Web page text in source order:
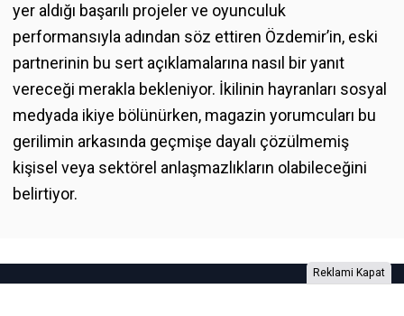
yer aldığı başarılı projeler ve oyunculuk
performansıyla adından söz ettiren Özdemir’in, eski
partnerinin bu sert açıklamalarına nasıl bir yanıt
vereceği merakla bekleniyor. İkilinin hayranları sosyal
medyada ikiye bölünürken, magazin yorumcuları bu
gerilimin arkasında geçmişe dayalı çözülmemiş
kişisel veya sektörel anlaşmazlıkların olabileceğini
belirtiyor.
Reklami Kapat